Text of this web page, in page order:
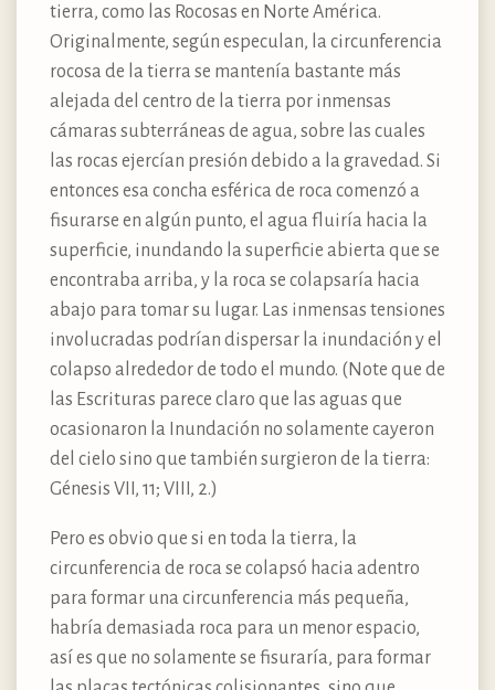
tierra, como las Rocosas en Norte América.
Originalmente, según especulan, la circunferencia
rocosa de la tierra se mantenía bastante más
alejada del centro de la tierra por inmensas
cámaras subterráneas de agua, sobre las cuales
las rocas ejercían presión debido a la gravedad. Si
entonces esa concha esférica de roca comenzó a
fisurarse en algún punto, el agua fluiría hacia la
superficie, inundando la superficie abierta que se
encontraba arriba, y la roca se colapsaría hacia
abajo para tomar su lugar. Las inmensas tensiones
involucradas podrían dispersar la inundación y el
colapso alrededor de todo el mundo. (Note que de
las Escrituras parece claro que las aguas que
ocasionaron la Inundación no solamente cayeron
del cielo sino que también surgieron de la tierra:
Génesis VII, 11; VIII, 2.)
Pero es obvio que si en toda la tierra, la
circunferencia de roca se colapsó hacia adentro
para formar una circunferencia más pequeña,
habría demasiada roca para un menor espacio,
así es que no solamente se fisuraría, para formar